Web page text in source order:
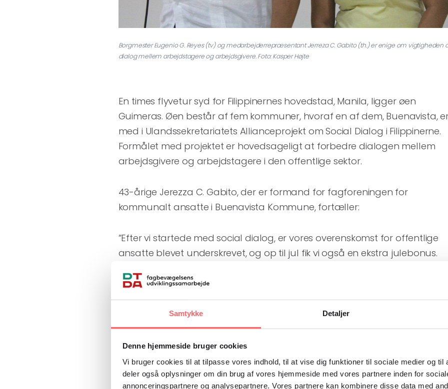
Samtykke Detaljer
Denne hjemmeside bruger cookies
Vi bruger cookies til at tilpasse vores indhold, til at vise dig funktioner til sociale medier og til
deler også oplysninger om din brug af vores hjemmeside med vores partnere inden for
annonceringspartnere og analysepartnere. Vores partnere kan kombinere disse data med
Borgmester Eugenio G. Reyes (tv) og medarbejderrepræsentant Jerreza C. Gabito (th.) er enige om vigtigheden
dialog mellem arbejdstagere og arbejdsgivere. Foto: Kasper Højte
En times flyvetur syd for Filippinernes hovedstad, Manila, ligger øen
Guimeras. Øen består af fem kommuner, hvoraf en af dem, Buenavista,
med i Ulandssekretariatets Allianceprojekt om Social Dialog i Filippinerne.
Formålet med projektet er hovedsageligt at forbedre dialogen mellem
arbejdsgivere og arbejdstagere i den offentlige sektor.
43-årige Jerezza C. Gabito, der er formand for fagforeningen for
kommunalt ansatte i Buenavista Kommune, fortæller:
”Efter vi startede med social dialog, er vores overenskomst for offentlige
ansatte blevet underskrevet, og op til jul fik vi også en ekstra julebonus.
med borgmesteren, som lyttet til vores bekymringer.”
Jerezza C. Gabito, der selv er ansat som socialrådgiver i kommunen, er en
af de omkring 120 personer, der arbejder på rådhuset. Og hun er ikke i
om fordelene ved social dialog:
”Det er et godt redskab til at afklare bekymringer over for ledere og